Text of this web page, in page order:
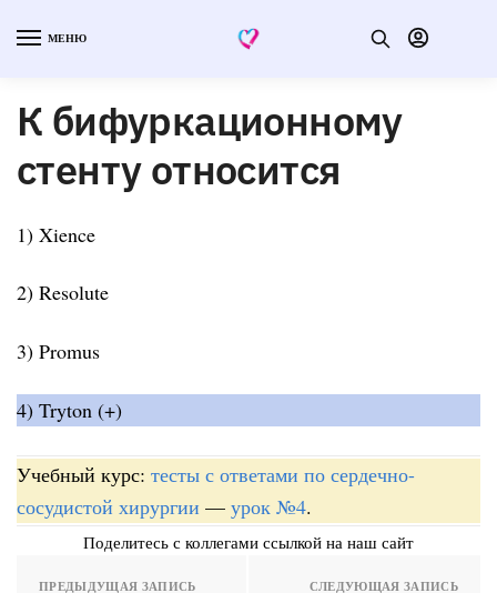
МЕНЮ
К бифуркационному
стенту относится
1) Xience
2) Resolute
3) Promus
4) Tryton (+)
Учебный курс: тесты с ответами по сердечно-
сосудистой хирургии — урок №4.
Поделитесь с коллегами ссылкой на наш сайт
ПРЕДЫДУЩАЯ ЗАПИСЬ СЛЕДУЮЩАЯ ЗАПИСЬ